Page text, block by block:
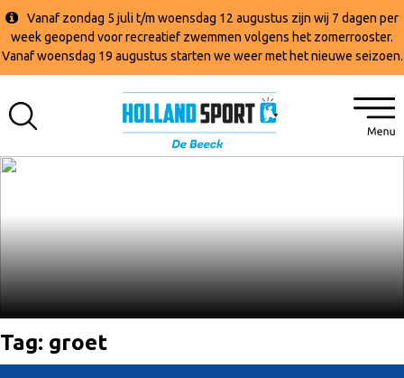
Vanaf zondag 5 juli t/m woensdag 12 augustus zijn wij 7 dagen per
week geopend voor recreatief zwemmen volgens het zomerrooster.
Vanaf woensdag 19 augustus starten we weer met het nieuwe seizoen.
Tag: groet